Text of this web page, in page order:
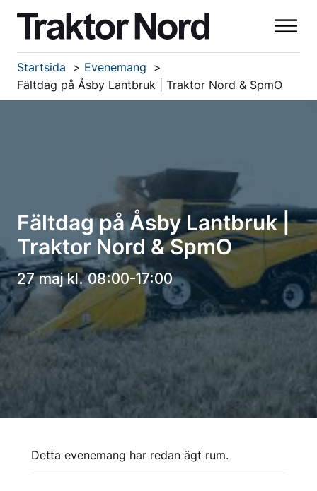
Startsida
Evenemang
Fältdag på Åsby Lantbruk | Traktor Nord & SpmO
Fältdag på Åsby Lantbruk |
Traktor Nord & SpmO
27 maj kl. 08:00-17:00
Detta evenemang har redan ägt rum.